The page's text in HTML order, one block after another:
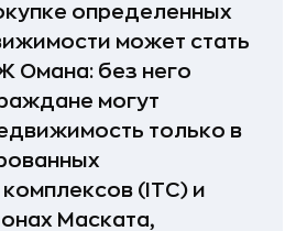
определенных
может стать
Омана: без него
могут
только в
(ITC) и
Маската,